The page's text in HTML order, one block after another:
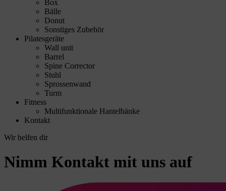
Box
Bälle
Donut
Sonstiges Zubehör
Pilatesgeräte
Wall unit
Barrel
Spine Corrector
Stuhl
Sprossenwand
Turm
Fitness
Multifunktionale Hantelbänke
Kontakt
Wir helfen dir
Nimm Kontakt mit uns auf